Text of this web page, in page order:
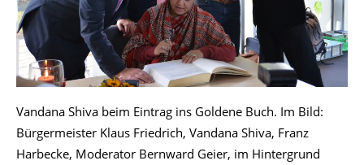
Vandana Shiva beim Eintrag ins Goldene Buch. Im Bild:
Bürgermeister Klaus Friedrich, Vandana Shiva, Franz
Harbecke, Moderator Bernward Geier, im Hintergrund